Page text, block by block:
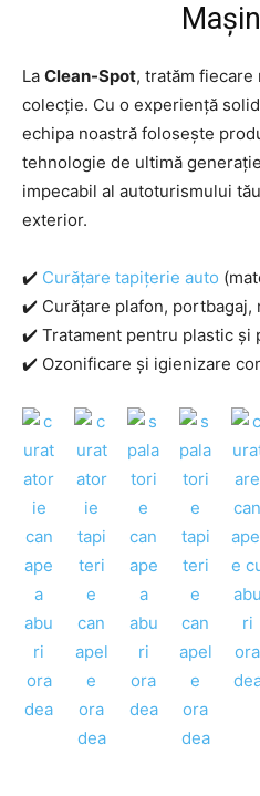
La Clean-Spot, tratăm fiecare
colecție. Cu o experiență
echipa noastră folosește
tehnologie de ultimă
impecabil al autoturismului
exterior.
✔️ Curățare tapițerie auto
✔️ Curățare plafon, portbagaj,
✔️ Tratament pentru plastic și
✔️ Ozonificare și igienizare